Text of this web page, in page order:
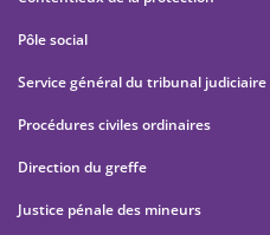
Pôle social
Service général du tribunal judiciaire
Procédures civiles ordinaires
Direction du greffe
Justice pénale des mineurs